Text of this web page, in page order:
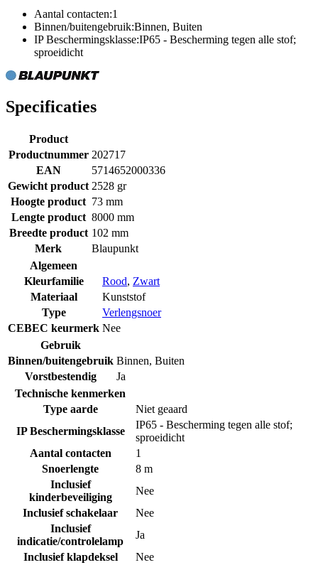
Aantal contacten:1
Binnen/buitengebruik:Binnen, Buiten
IP Beschermingsklasse:IP65 - Bescherming tegen alle stof;
sproeidicht
Specificaties
Product
Productnummer 202717
EAN
5714652000336
Gewicht product 2528 gr
Hoogte product 73 mm
Lengte product 8000 mm
Breedte product 102 mm
Merk
Blaupunkt
Algemeen
Kleurfamilie
Rood, Zwart
Materiaal
Kunststof
Type
Verlengsnoer
CEBEC keurmerk Nee
Gebruik
Binnen/buitengebruik Binnen, Buiten
Vorstbestendig
Ja
Technische kenmerken
Type aarde
Niet geaard
IP Beschermingsklasse
IP65 - Bescherming tegen alle stof;
sproeidicht
Aantal contacten
1
Snoerlengte
8 m
Inclusief
kinderbeveiliging
Nee
Inclusief schakelaar
Nee
Inclusief
indicatie/controlelamp
Ja
Inclusief klapdeksel
Nee